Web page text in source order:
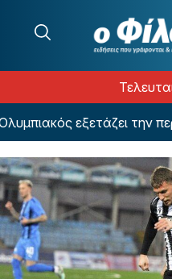
εξετάζει την